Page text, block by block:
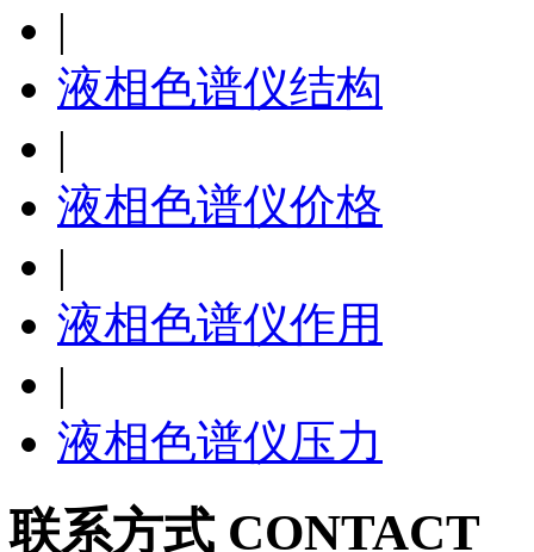
|
液相色谱仪结构
|
液相色谱仪价格
|
液相色谱仪作用
|
液相色谱仪压力
联系方式 CONTACT